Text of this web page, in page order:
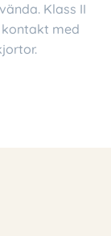
Klass II
med